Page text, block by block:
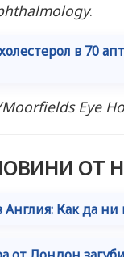
.
в 70
Eye
ОТ
Англия: Как да